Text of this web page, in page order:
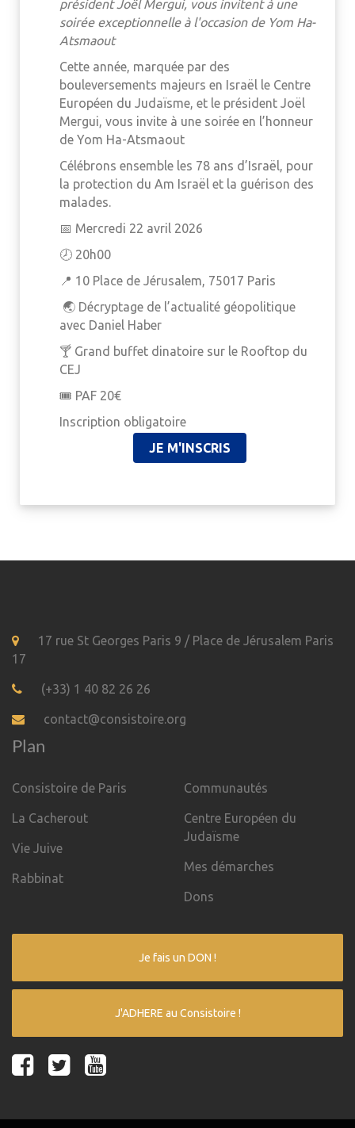
président Joël Mergui, vous invitent à une
soirée exceptionnelle à l'occasion de Yom Ha-
Atsmaout
Cette année, marquée par des
bouleversements majeurs en Israël le Centre
Européen du Judaïsme, et le président Joël
Mergui, vous invite à une soirée en l’honneur
de Yom Ha-Atsmaout
Célébrons ensemble les 78 ans d’Israël, pour
la protection du Am Israël et la guérison des
malades.
📅 Mercredi 22 avril 2026
🕗 20h00
📍 10 Place de Jérusalem, 75017 Paris
🌏 Décryptage de l’actualité géopolitique
avec Daniel Haber
🍸 Grand buffet dinatoire sur le Rooftop du
CEJ
🎟️ PAF 20€
Inscription obligatoire
JE M'INSCRIS
17 rue St Georges Paris 9 / Place de Jérusalem Paris
17
(+33) 1 40 82 26 26
contact@consistoire.org
Plan
Consistoire de Paris
La Cacherout
Vie Juive
Rabbinat
Communautés
Centre Européen du
Judaïsme
Mes démarches
Dons
Je fais un DON !
J'ADHERE au Consistoire !